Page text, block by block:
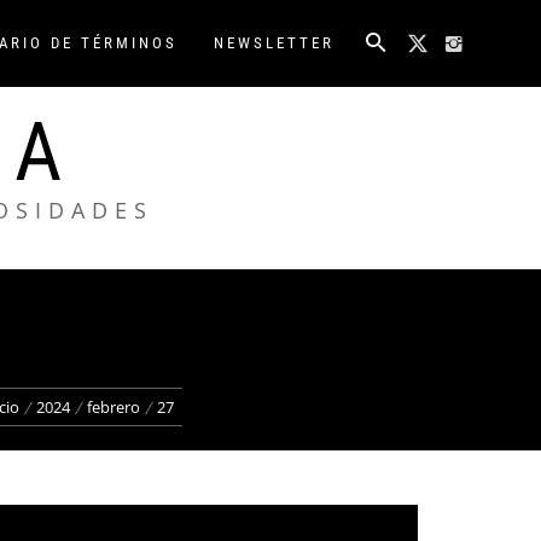
DE TÉRMINOS NEWSLETTER
2024 febrero 27